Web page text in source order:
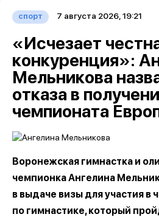
спорт 7 августа 2026, 19:21
«Исчезает
конкуренция»:
Мельникова
отказа в
чемпионата
Воронежская гимнастка и
чемпионка Ангелина
в выдаче визы для участия в
по гимнастике, который